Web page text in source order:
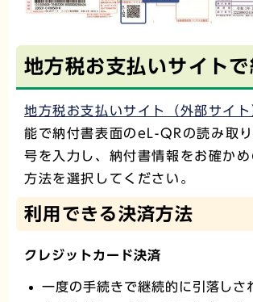
地方税お支払いサイトで
地方税お支払いサイト（外部サイト
能で納付書表面のeL-QRの読み取
号を入力し、納付書情報をお確か
方法を選択してください。
利用できる決済方法
クレジットカード決済
一度の手続きで継続的に引落しさ